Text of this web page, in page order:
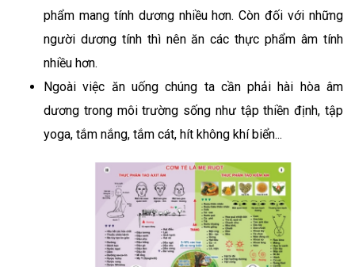
phẩm mang tính dương nhiều hơn. Còn đối với những
người dương tính thì nên ăn các thực phẩm âm tính
nhiều hơn.
Ngoài việc ăn uống chúng ta cần phải hài hòa âm
dương trong môi trường sống như tập thiền định, tập
yoga, tắm nắng, tắm cát, hít không khí biển...